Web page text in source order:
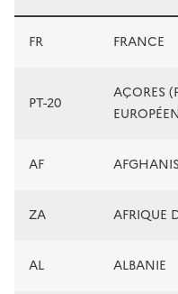
Liste des pays
FR FRANCE
PT-20
AÇORES
AF
ZA AFRIQUE
AL ALBANIE